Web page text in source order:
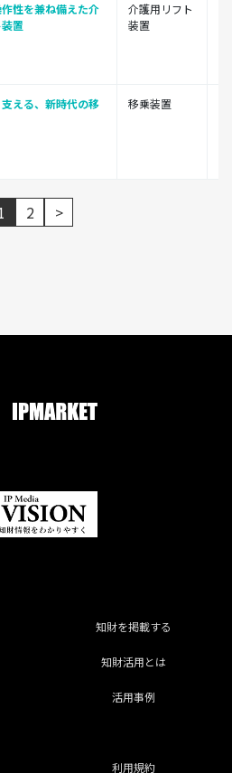
性を兼ね備えた介
置
介護用リフト
装置
える、新時代の移
移乗装置
2 >
知財を掲載する
知財活用とは
活用事例
利用規約